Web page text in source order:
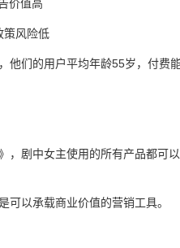
价值高
策风险低
他们的用户平均年龄55岁，付费
，剧中女主使用的所有产品都可
可以承载商业价值的营销工具。